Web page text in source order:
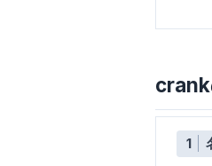
1